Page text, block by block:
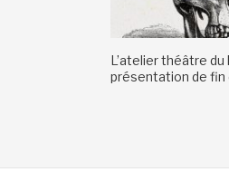
L’atelier théâtre
présentation de fin